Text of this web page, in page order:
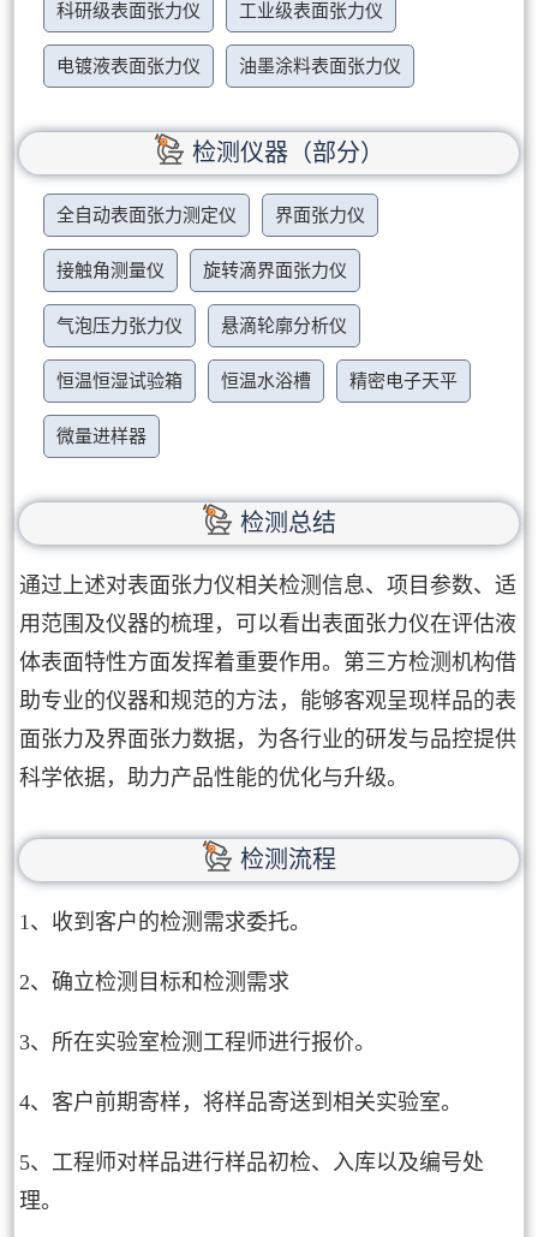
科研级表面张力仪 工业级表面张力仪
电镀液表面张力仪 油墨涂料表面张力仪
检测仪器（部分）
全自动表面张力测定仪 界面张力仪
接触角测量仪 旋转滴界面张力仪
气泡压力张力仪 悬滴轮廓分析仪
恒温恒湿试验箱 恒温水浴槽 精密电子天平
微量进样器
检测总结
通过上述对表面张力仪相关检测信息、项目参数、适
用范围及仪器的梳理，可以看出表面张力仪在评估液
体表面特性方面发挥着重要作用。第三方检测机构借
助专业的仪器和规范的方法，能够客观呈现样品的表
面张力及界面张力数据，为各行业的研发与品控提供
科学依据，助力产品性能的优化与升级。
检测流程
1、收到客户的检测需求委托。
2、确立检测目标和检测需求
3、所在实验室检测工程师进行报价。
4、客户前期寄样，将样品寄送到相关实验室。
5、工程师对样品进行样品初检、入库以及编号处
理。